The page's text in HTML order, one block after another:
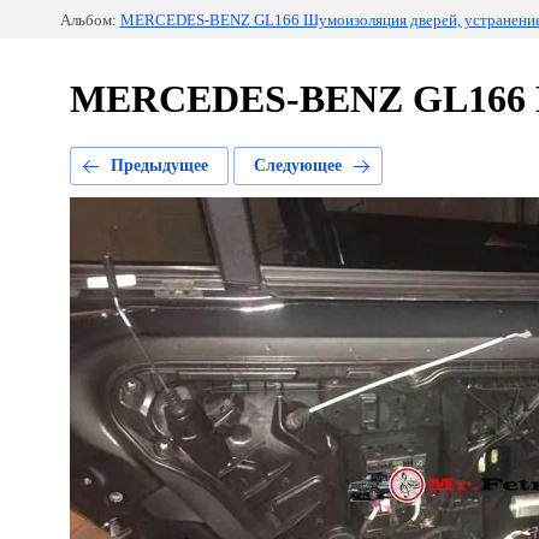
Альбом: MERCEDES-BENZ GL166 Шумоизоляция дверей,
MERCEDES-BENZ GL166
Предыдущее Следующее